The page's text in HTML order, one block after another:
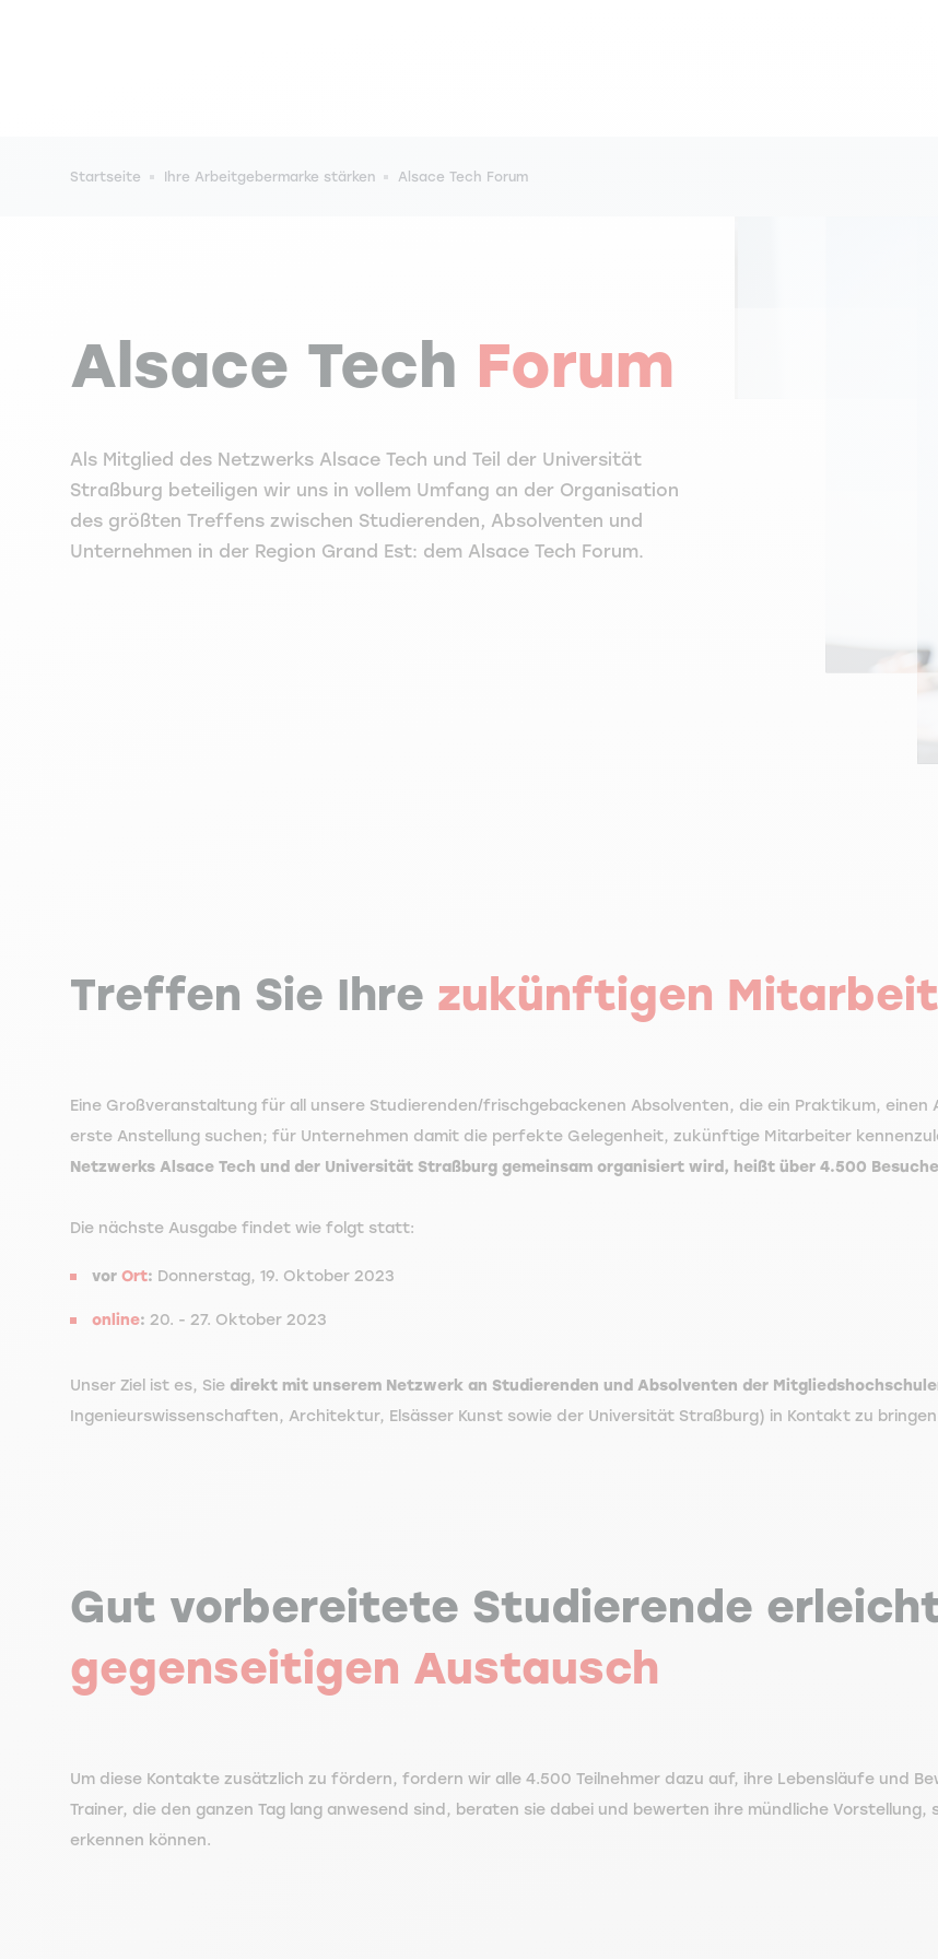
Pfadnavigation
Startseite Ihre Arbeitgebermarke stärken Alsace Tech Forum
Alsace Tech Forum
Als Mitglied des Netzwerks Alsace Tech und Teil der Universität
Straßburg beteiligen wir uns in vollem Umfang an der Organisation
des größten Treffens zwischen Studierenden, Absolventen und
Unternehmen in der Region Grand Est: dem Alsace Tech Forum.
Treffen Sie Ihre zukünftigen
Eine Großveranstaltung für all unsere Studierenden/frischgebackenen Absolventen, die ein Praktikum,
erste Anstellung suchen; für Unternehmen damit die perfekte Gelegenheit, zukünftige Mitarbeiter
Netzwerks Alsace Tech und der Universität Straßburg gemeinsam organisiert wird, heißt über 4.500
Die nächste Ausgabe findet wie folgt statt:
vor Ort: Donnerstag, 19. Oktober 2023
online: 20. - 27. Oktober 2023
Unser Ziel ist es, Sie direkt mit unserem Netzwerk an Studierenden und Absolventen der
Ingenieurswissenschaften, Architektur, Elsässer Kunst sowie der Universität Straßburg) in Kontakt zu
Gut vorbereitete Studierende
gegenseitigen Austausch
Um diese Kontakte zusätzlich zu fördern, fordern wir alle 4.500 Teilnehmer dazu auf, ihre Lebensläufe und
Trainer, die den ganzen Tag lang anwesend sind, beraten sie dabei und bewerten ihre mündliche
erkennen können.